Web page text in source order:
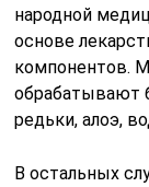
народной
основе
компонентов.
обрабатывают
редьки, алоэ,
В остальных